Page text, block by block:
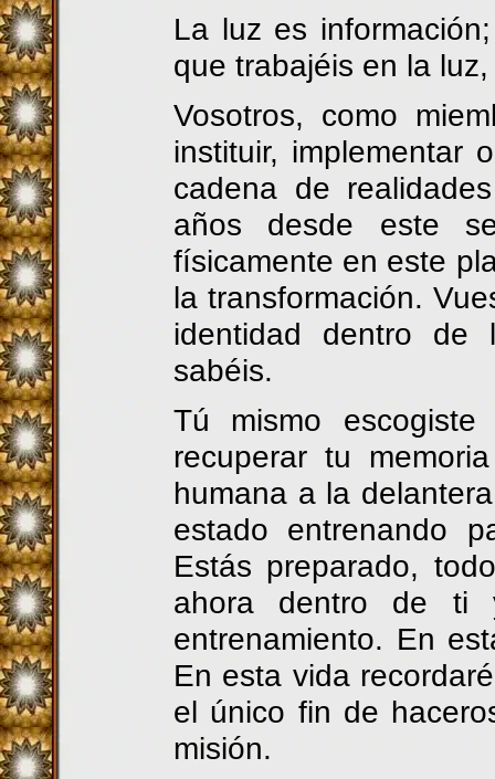
La luz es
que trabajéis en la
Vosotros, como
instituir, implementar
cadena de
años desde este
físicamente en este
la transformación.
identidad dentro de
sabéis.
Tú mismo
recuperar tu
humana a la
estado entrenando
Estás preparado,
ahora dentro de ti
entrenamiento. En
En esta vida
el único fin de
misión.